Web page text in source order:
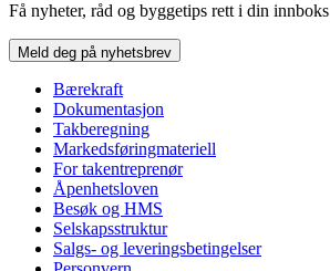
Få nyheter, råd og byggetips rett i din innboks
Meld deg på nyhetsbrev
Bærekraft
Dokumentasjon
Takberegning
Markedsføringmateriell
For takentreprenør
Åpenhetsloven
Besøk og HMS
Selskapsstruktur
Salgs- og leveringsbetingelser